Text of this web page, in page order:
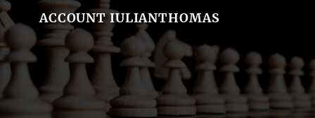
ACCOUNT IULIANTHOMAS